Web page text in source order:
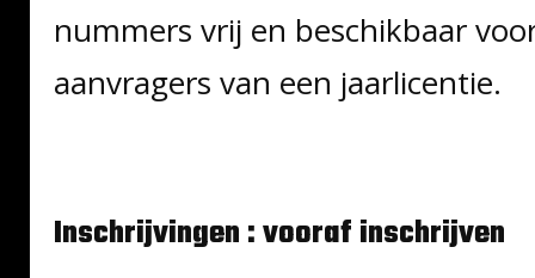
nummers vrij en beschikbaar
aanvragers van een jaarlicentie.
Inschrijvingen : vooraf inschrijven